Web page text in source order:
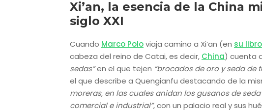
Xi’an, la esencia de la China
siglo XXI
Cuando Marco Poloviaja camino a Xi’an (en su libro
cabeza del reino de Catai, es decir, China) cuenta
sedas”en el que tejen “brocados de oro y seda de
el que describe a Quengianfu destacando de la
moreras, en las cuales anidan los gusanos de
comercial e industrial”, con un palacio real y sus